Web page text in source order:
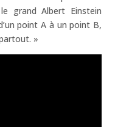
grand Albert Einstein
point A à un point B,
»